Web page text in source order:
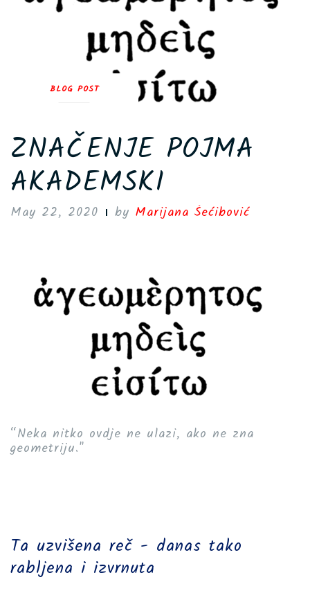
BLOG POST
ZNAČENJE POJMA
AKADEMSKI
May 22, 2020 by Marijana Šećibović
“Neka nitko ovdje ne ulazi, ako ne zna
geometriju."
Ta uzvišena reč - danas tako
rabljena i izvrnuta